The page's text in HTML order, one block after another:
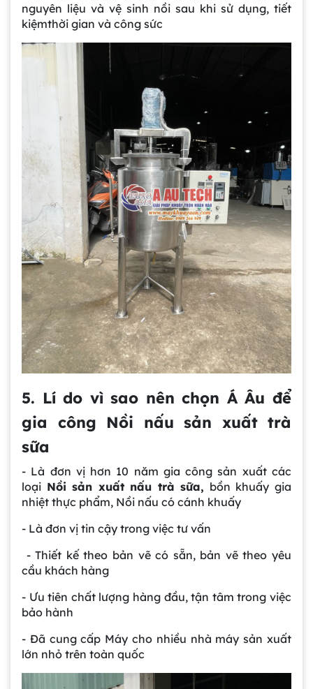
nguyên liệu và vệ sinh nồi sau khi sử dụng, tiết
kiệmthời gian và công sức
5. Lí do vì sao nên chọn Á Âu để
gia công Nồi nấu sản xuất trà
sữa
- Là đơn vị hơn 10 năm gia công sản xuất các
loại Nồi sản xuất nấu trà sữa, bồn khuấy gia
nhiệt thực phẩm, Nồi nấu có cánh khuấy
- Là đơn vị tin cậy trong việc tư vấn
- Thiết kế theo bản vẽ có sẵn, bản vẽ theo yêu
cầu khách hàng
- Ưu tiên chất lượng hàng đầu, tận tâm trong việc
bảo hành
- Đã cung cấp Máy cho nhiều nhà máy sản xuất
lớn nhỏ trên toàn quốc